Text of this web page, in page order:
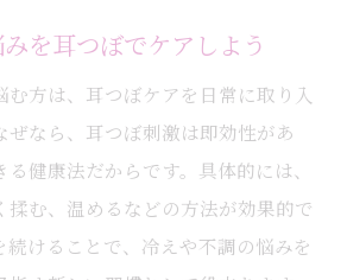
を耳つぼでケアしよう
む方は、耳つぼケアを日常に取り入
ぜなら、耳つぼ刺激は即効性があ
る健康法だからです。具体的には、
揉む、温めるなどの方法が効果的で
続けることで、冷えや不調の悩みを